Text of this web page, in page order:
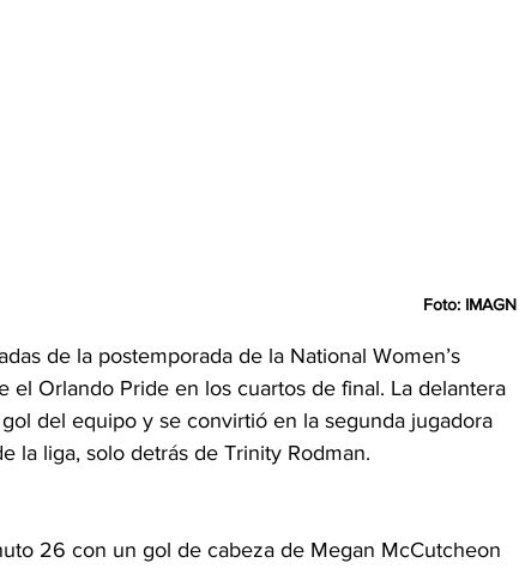
Foto: IMAGN
de la postemporada de la National Women’s
el Orlando Pride en los cuartos de final. La delantera
del equipo y se convirtió en la segunda jugadora
la liga, solo detrás de Trinity Rodman.
26 con un gol de cabeza de Megan McCutcheon